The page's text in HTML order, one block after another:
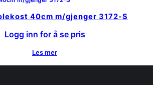
40cm m/gjenger 3172-S
Logg inn for å se pris
Les mer